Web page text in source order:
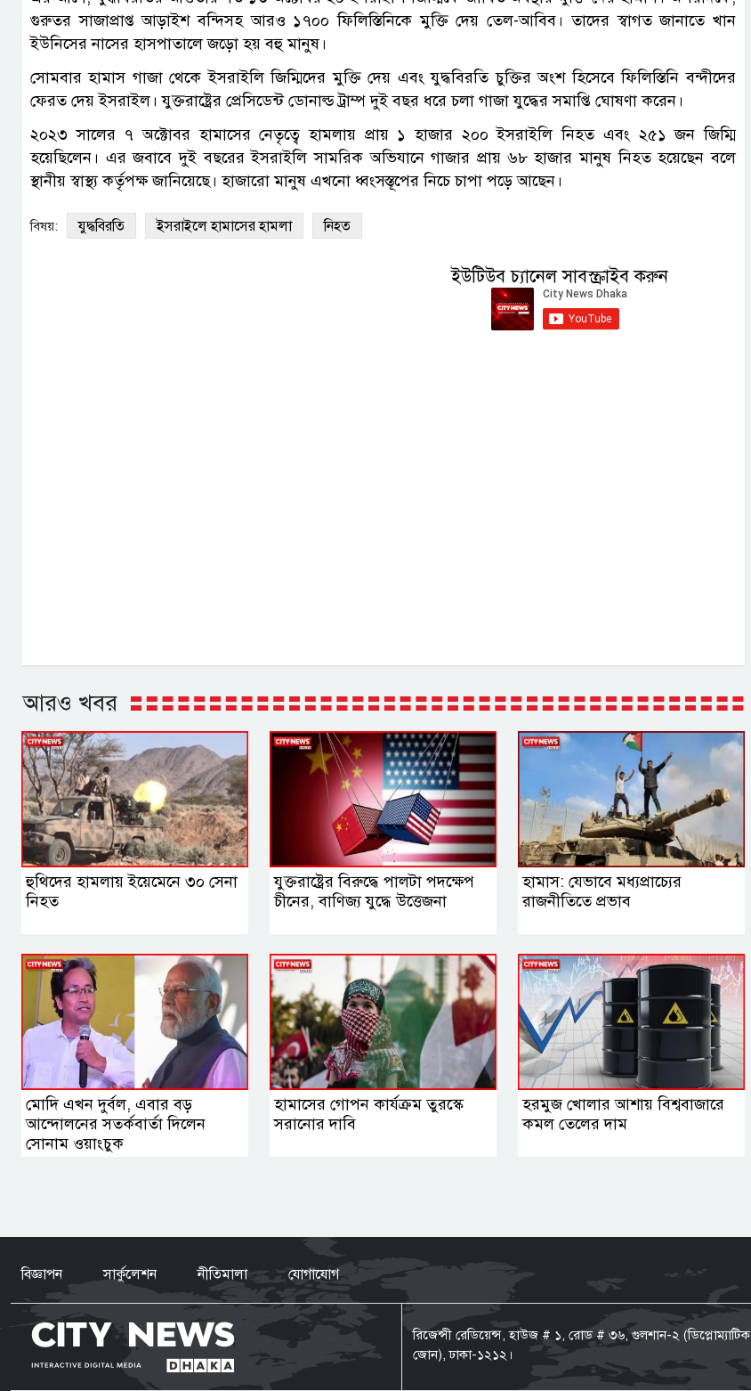
গুরুতর সাজাপ্রাপ্ত আড়াইশ বন্দিসহ আরও ১৭০০ ফিলিস্তিনিকে মুক্তি দেয় তেল-আবিব। তাদের স্বাগত জানাতে খান
ইউনিসের নাসের হাসপাতালে জড়ো হয় বহু মানুষ।
সোমবার হামাস গাজা থেকে ইসরাইলি জিম্মিদের মুক্তি দেয় এবং যুদ্ধবিরতি চুক্তির অংশ হিসেবে ফিলিস্তিনি বন্দীদের
ফেরত দেয় ইসরাইল। যুক্তরাষ্ট্রের প্রেসিডেন্ট ডোনাল্ড ট্রাম্প দুই বছর ধরে চলা গাজা যুদ্ধের সমাপ্তি ঘোষণা করেন।
২০২৩ সালের ৭ অক্টোবর হামাসের নেতৃত্বে হামলায় প্রায় ১ হাজার ২০০ ইসরাইলি নিহত এবং ২৫১ জন জিম্মি
হয়েছিলেন। এর জবাবে দুই বছরের ইসরাইলি সামরিক অভিযানে গাজার প্রায় ৬৮ হাজার মানুষ নিহত হয়েছেন বলে
স্থানীয় স্বাস্থ্য কর্তৃপক্ষ জানিয়েছে। হাজারো মানুষ এখনো ধ্বংসস্তূপের নিচে চাপা পড়ে আছেন।
বিষয়: যুদ্ধবিরতি ইসরাইলে হামাসের হামলা নিহত
ইউটিউব চ্যানেল সাবস্ক্রাইব করুন
আরও খবর
হুথিদের হামলায় ইয়েমেনে ৩০ সেনা
নিহত
যুক্তরাষ্ট্রের বিরুদ্ধে পালটা পদক্ষেপ
চীনের, বাণিজ্য যুদ্ধে ‍উত্তেজনা
হামাস: যেভাবে মধ্যপ্রাচ্যের
রাজনীতিতে প্রভাব
মোদি এখন দুর্বল, এবার বড়
আন্দোলনের সতর্কবার্তা দিলেন
সোনাম ওয়াংচুক
হামাসের গোপন কার্যক্রম তুরস্কে
সরানোর দাবি
হরমুজ খোলার আশায় বিশ্ববাজারে
কমল তেলের দাম
বিজ্ঞাপন সার্কুলেশন নীতিমালা যোগাযোগ
রিজেন্সী রেডিয়েন্স, হাউজ # ১, রোড # ৩৬, গুলশান-২ (ডিপ্লোম্যাটিক
জোন), ঢাকা-১২১২।